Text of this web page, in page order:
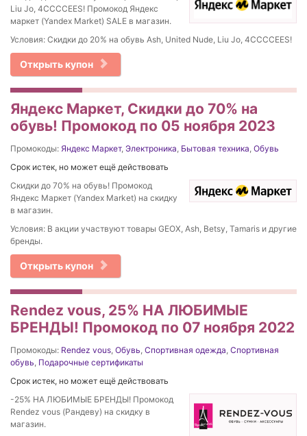
Liu Jo, 4CCCCEES! Промокод Яндекс
маркет (Yandex Market) SALE в магазин.
Условия: Скидки до 20% на обувь Ash, United Nude, Liu Jo, 4CCCCEES!
Открыть купон
Яндекс Маркет, Скидки до 70% на
обувь! Промокод по 05 ноября 2023
Промокоды: Яндекс Маркет, Электроника Бытовая техника Обувь
Срок истек, но может ещё действовать
Скидки до 70% на обувь! Промокод
Яндекс Маркет (Yandex Market) на скидку
в магазин.
Условия: В акции участвуют товары GEOX, Ash, Betsy, Tamaris и другие
бренды.
Открыть купон
Rendez vous, 25% НА ЛЮБИМЫЕ
БРЕНДЫ! Промокод по 07 ноября 2022
Промокоды: Rendez vous Обувь Спортивная одежда Спортивная
обувь Подарочные сертификаты
Срок истек, но может ещё действовать
-25% НА ЛЮБИМЫЕ БРЕНДЫ! Промокод
Rendez vous (Рандеву) на скидку в
магазин.